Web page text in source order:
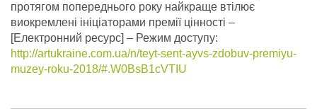
протягом попереднього року найкраще втілює
виокремлені ініціаторами премії цінності –
[Електронний ресурс] – Режим доступу:
http://artukraine.com.ua/n/teyt-sent-ayvs-zdobuv-premiyu-
muzey-roku-2018/#.W0BsB1cVTIU